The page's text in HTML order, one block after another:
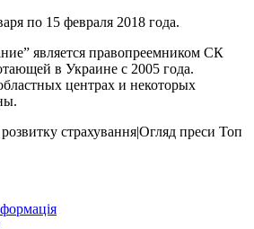
по 15 февраля 2018 года.
является правопреемником СК
в Украине с 2005 года.
центрах и некоторых
розвитку страхування|Огляд преси Топ